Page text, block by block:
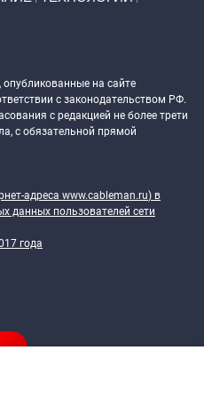
на сайте
с законодательством РФ.
с редакцией не более трети
с обязательной прямой
адреса www.cableman.ru) в
данных пользователей сети
года